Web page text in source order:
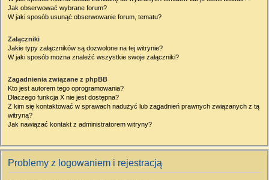
Jak obserwować wybrane forum?
W jaki sposób usunąć obserwowanie forum, tematu?
Załączniki
Jakie typy załączników są dozwolone na tej witrynie?
W jaki sposób można znaleźć wszystkie swoje załączniki?
Zagadnienia związane z phpBB
Kto jest autorem tego oprogramowania?
Dlaczego funkcja X nie jest dostępna?
Z kim się kontaktować w sprawach nadużyć lub zagadnień prawnych związanych z tą
witryną?
Jak nawiązać kontakt z administratorem witryny?
Problemy z logowaniem i rejestracją